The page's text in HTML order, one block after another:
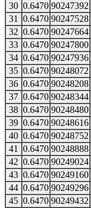
30 0.6470 90247392
31
0.6470 90247528
32 0.6470 90247664
33 0.6470 90247800
34 0.6470 90247936
35 0.6470 90248072
36 0.6470 90248208
37 0.6470 90248344
38 0.6470 90248480
39 0.6470 90248616
40 0.6470 90248752
41
0.6470 90248888
42 0.6470 90249024
43 0.6470 90249160
44 0.6470 90249296
45 0.6470 90249432